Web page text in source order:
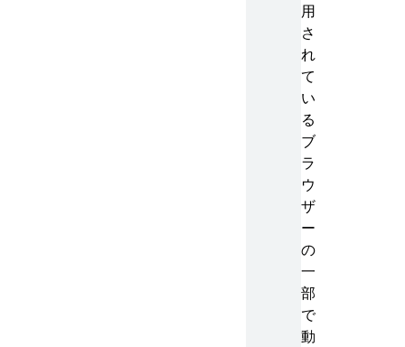
用
さ
れ
て
い
る
ブ
ラ
ウ
ザ
ー
の
一
部
で
動